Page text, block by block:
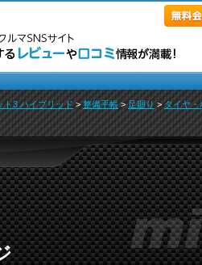
ト3 ハイブリッド>整備手帳>足廻り>タイヤ・